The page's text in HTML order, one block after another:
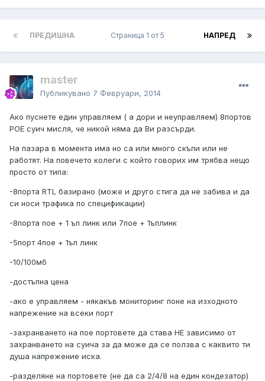
ПРЕДИШНА НАПРЕД
Страница 1 от 5
master
Публикувано 7 Февруари, 2014
Ако пуснете един управляем ( а дори и неуправляем) 8портов
POE суич мисля, че никой няма да Ви разсърди.
На пазара в момента има но са или много скъпи или не
работят. На повечето колеги с който говорих им трябва нещо
просто от типа:
-8порта RTL базирано (може и друго стига да не забива и да
си носи трафика по спецификации)
-8порта пое + 1 ъп линк или 7пое + 1ъплинк
-5порт 4пое + 1ъп линк
-10/100мб
-достъпна цена
-ако е управляем - някакъв мониторинг поне на изходното
напрежение на всеки порт
-захранването на пое портовете да става НЕ зависимо от
захранването на суича за да може да се ползва с каквито ти
душа напрежение иска.
-разделяне на портовете (не да са 2/4/8 на един кондезатор)